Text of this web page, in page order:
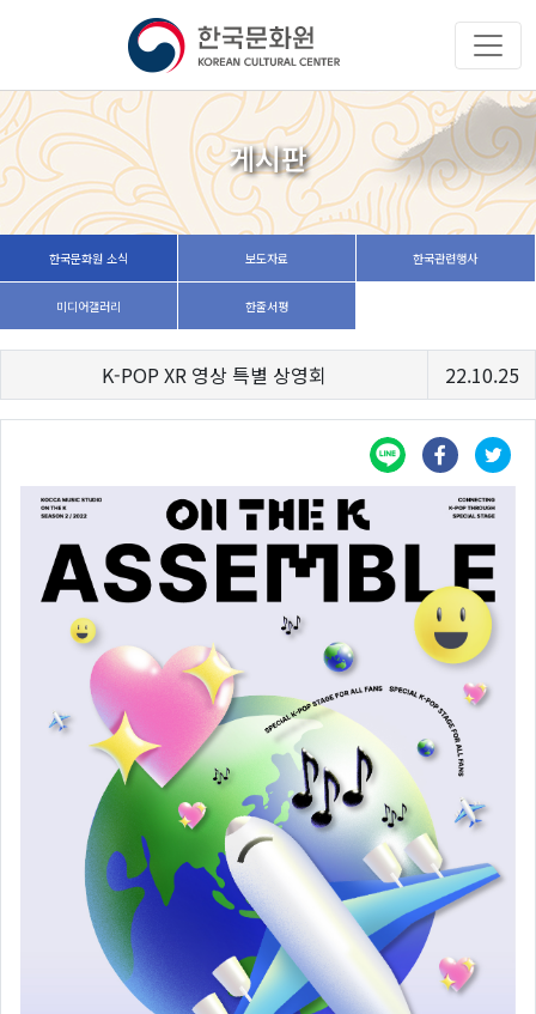
게시판
한국문화원 소식 보도자료 한국관련행사
미디어갤러리 한줄서평
K-POP XR 영상 특별 상영회 22.10.25